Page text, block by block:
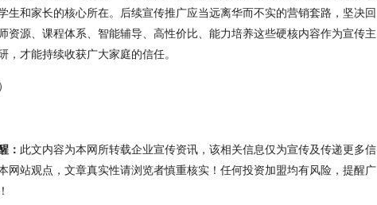
生和家长的核心所在。后续宣传推广应当远离华而不实的营销套路，坚决回
资源、课程体系、智能辅导、高性价比、能力培养这些硬核内容作为宣传主
，才能持续收获广大家庭的信任。
： 此文内容为本网所转载企业宣传资讯，该相关信息仅为宣传及传递更多信
网站观点，文章真实性请浏览者慎重核实！任何投资加盟均有风险，提醒广